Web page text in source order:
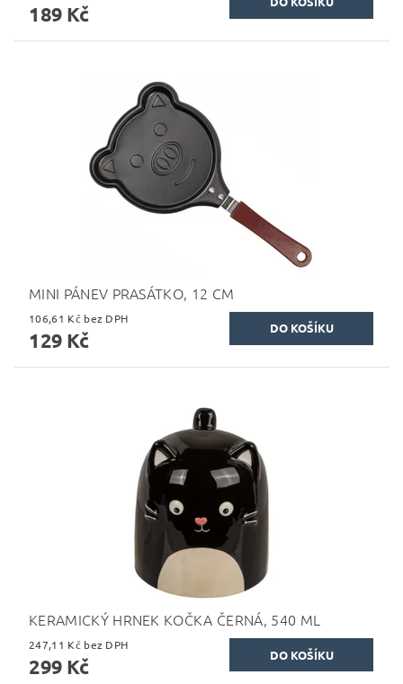
189 Kč
MINI PÁNEV PRASÁTKO, 12 CM
106,61 Kč bez DPH
129 Kč
KERAMICKÝ HRNEK KOČKA ČERNÁ, 540 ML
247,11 Kč bez DPH
299 Kč